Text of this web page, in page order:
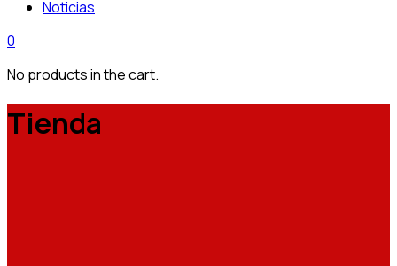
Noticias
0
No products in the cart.
Tienda